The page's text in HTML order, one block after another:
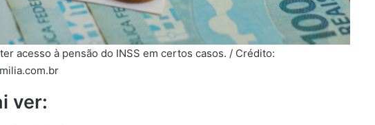
acesso à pensão do INSS em certos casos. / Crédito:
ver: